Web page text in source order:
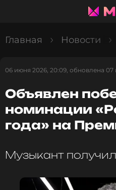
Главная Новости
06 июня 2026, 20:09, обновлена 07
Объявлен
номинации
года» на
Музыкант